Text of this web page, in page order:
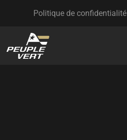
Politique de confidentialité